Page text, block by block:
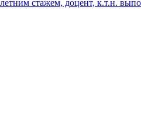
стажем, доцент, к.т.н.